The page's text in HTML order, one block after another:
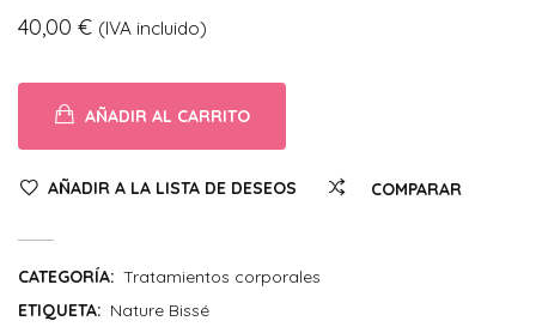
40,00 € (IVA incluido)
AÑADIR AL CARRITO
AÑADIR A LA LISTA DE DESEOS COMPARAR
CATEGORÍA: Tratamientos corporales
ETIQUETA: Nature Bissé